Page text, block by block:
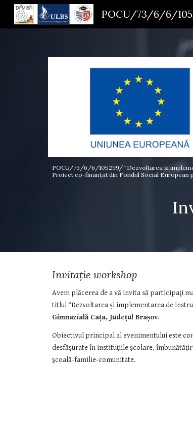
POCU/73/6/6/
POCU/73/6/6/105299/ "Dezvoltarea și
Proiect co-finanțat din Fondul Social European
Invitație workshop
Avem plăcerea de a vă invita să participaţi
titlul “Dezvoltarea și implementarea de
Gimnazială Cața, Județul Brașov.
Obiectivul principal al evenimentului este
desfăşurate în instituţiile şcolare,
şcoală-familie-comunitate.